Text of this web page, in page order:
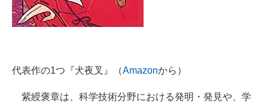
電子設計の基本と応用
建設×テクノロジーの最前線
ちょっと気になるネットの話題
代表作の1つ『犬夜叉』（Amazonから）
紫綬褒章は、科学技術分野における発明・発見や、学